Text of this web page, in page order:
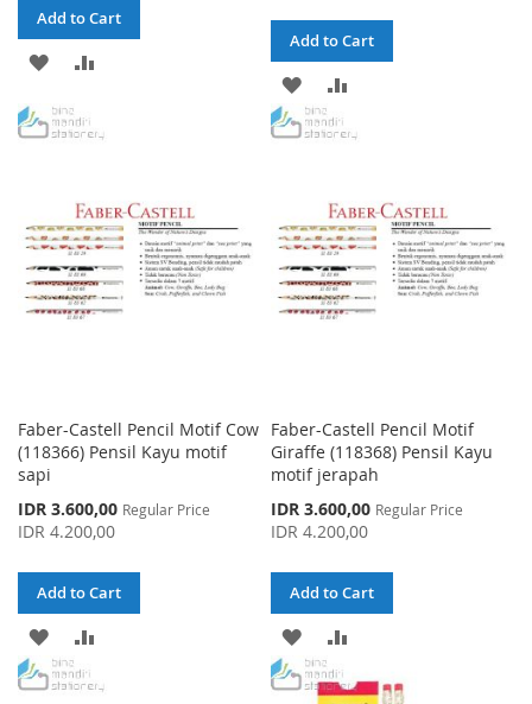
Add to Cart
ADD
WISHCOMPARE
Add to Cart
ADD
TO
LIST
Faber-Castell Pencil Motif Cow
(118366) Pensil Kayu motif
sapi
Special
Price
IDR 3.600,00 Regular Price
IDR 4.200,00
Add to Cart
ADD
TO
Faber-Castell Pencil Motif
Giraffe (118368) Pensil Kayu
motif jerapah
Special
Price
IDR 3.600,00 Regular Price
IDR 4.200,00
Add to Cart
ADD
TO
TO